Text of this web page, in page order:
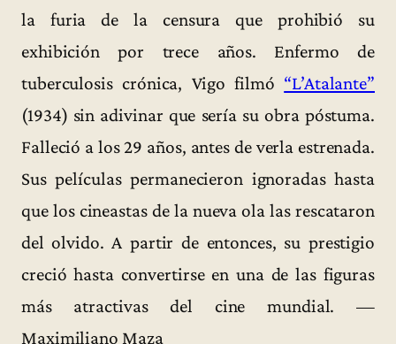
la furia de la censura que prohibió su
exhibición por trece años. Enfermo de
tuberculosis crónica, Vigo filmó “L’Atalante”
(1934) sin adivinar que sería su obra póstuma.
Falleció a los 29 años, antes de verla estrenada.
Sus películas permanecieron ignoradas hasta
que los cineastas de la nueva ola las rescataron
del olvido. A partir de entonces, su prestigio
creció hasta convertirse en una de las figuras
más atractivas del cine mundial. —
Maximiliano Maza